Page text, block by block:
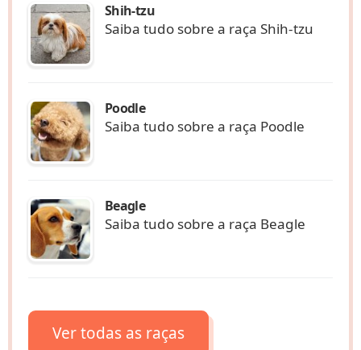
Shih-tzu
Saiba tudo sobre a raça Shih-tzu
Poodle
Saiba tudo sobre a raça Poodle
Beagle
Saiba tudo sobre a raça Beagle
Ver todas as raças